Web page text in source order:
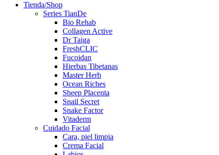
Tienda/Shop
Series TianDe
Bio Rehab
Collagen Active
Dr Taiga
FreshCLIC
Fucoidan
Hierbas Tibetanas
Master Herb
Ocean Riches
Sheep Placenta
Snail Secret
Snake Factor
Vitaderm
Cuidado Facial
Cara, piel limpia
Crema Facial